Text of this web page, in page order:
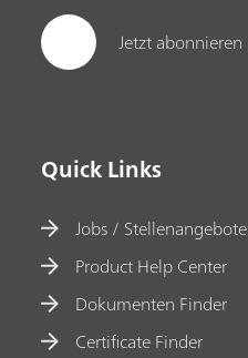
Jetzt abonnieren
Quick Links
Jobs / Stellenangebote
Product Help Center
Dokumenten Finder
Certificate Finder